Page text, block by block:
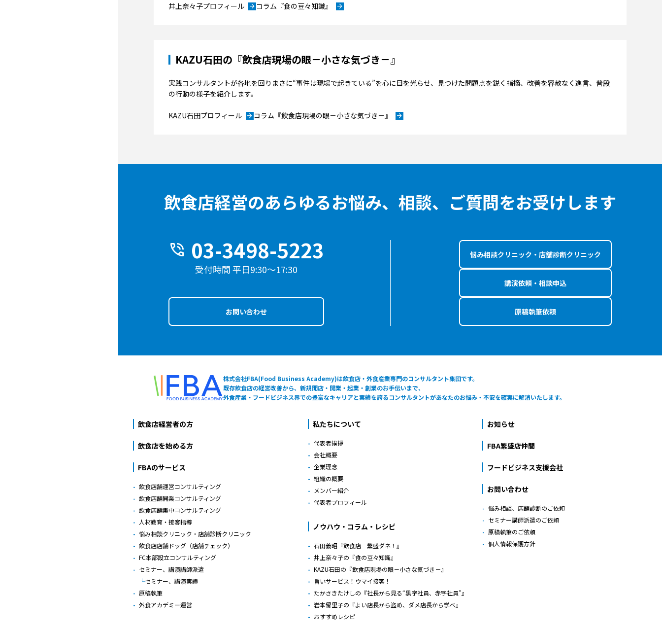
井上奈々子プロフィール arrow_forward コラム『食の豆々知識』 arrow_forward
KAZU石田の『飲食店現場の眼－小さな気づき－』
実践コンサルタントが各地を回りまさに“事件は現場で起きている”を心に目を光らせ、見つけた問題点を鋭く指摘、改善を容赦なく進言、普段
の行動の様子を紹介します。
KAZU石田プロフィール arrow_forward コラム『飲食店現場の眼－小さな気づき－』 arrow_forward
飲食店経営のあらゆるお悩み、相談、ご質問をお受けします
phone_in_talk 03-3498-5223
受付時間 平日9:30〜17:30
お問い合わせ
悩み相談クリニック・店舗診断クリニック
講演依頼・相談申込
原稿執筆依頼
株式会社FBA(Food Business Academy)は飲食店・外食産業専門のコンサルタント集団です。
既存飲食店の経営改善から、新規開店・開業・起業・創業のお手伝いまで、
外食産業・フードビジネス界での豊富なキャリアと実績を誇るコンサルタントがあなたのお悩み・不安を確実に解消いたします。
飲食店経営者の方
飲食店を始める方
FBAのサービス
飲食店舗運営コンサルティング
飲食店舗開業コンサルティング
飲食店舗集中コンサルティング
人材教育・接客指導
悩み相談クリニック・店舗診断クリニック
飲食店店舗ドッグ（店舗チェック）
FC本部設立コンサルティング
セミナー、講演講師派遣
セミナー、講演実績
原稿執筆
外食アカデミー運営
私たちについて
代表者挨拶
会社概要
企業理念
組織の概要
メンバー紹介
代表者プロフィール
ノウハウ・コラム・レシピ
石田義昭『飲食店 繁盛ダネ！』
井上奈々子の『食の豆々知識』
KAZU石田の『飲食店現場の眼－小さな気づき－』
旨いサービス！ウマイ接客！
たかさきたけしの『社長から見る“黒字社員、赤字社員”』
岩本留里子の『よい店長から盗め、ダメ店長から学べ』
おすすめレシピ
お知らせ
FBA繁盛店仲間
フードビジネス支援会社
お問い合わせ
悩み相談、店舗診断のご依頼
セミナー講師派遣のご依頼
原稿執筆のご依頼
個人情報保護方針